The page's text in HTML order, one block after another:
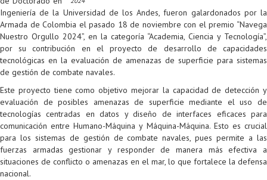
Ingeniería de la Universidad de los Andes, fueron galardonados por la
Armada de Colombia el pasado 18 de noviembre con el premio “Navega
Nuestro Orgullo 2024”, en la categoría “Academia, Ciencia y Tecnología”,
por su contribución en el proyecto de desarrollo de capacidades
tecnológicas en la evaluación de amenazas de superficie para sistemas
de gestión de combate navales.
Este proyecto tiene como objetivo mejorar la capacidad de detección y
evaluación de posibles amenazas de superficie mediante el uso de
tecnologías centradas en datos y diseño de interfaces eficaces para
comunicación entre Humano-Máquina y Máquina-Máquina. Esto es crucial
para los sistemas de gestión de combate navales, pues permite a las
fuerzas armadas gestionar y responder de manera más efectiva a
situaciones de conflicto o amenazas en el mar, lo que fortalece la defensa
nacional.